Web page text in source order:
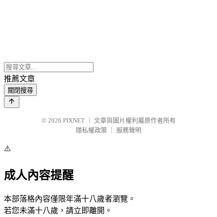
推薦文章
關閉搜尋
© 2026 PIXNET
文章與圖片權利屬原作者所有
隱私權政策
服務聲明
⚠️
成人內容提醒
本部落格內容僅限年滿十八歲者瀏覽。
若您未滿十八歲，請立即離開。